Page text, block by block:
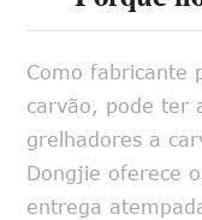
Como fabricante
carvão, pode ter
grelhadores a
Dongjie oferece
entrega